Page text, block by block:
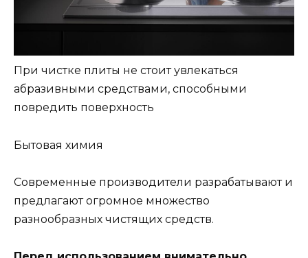
При чистке плиты не стоит увлекаться
абразивными средствами, способными
повредить поверхность
Бытовая химия
Современные производители разрабатывают и
предлагают огромное множество
разнообразных чистящих средств.